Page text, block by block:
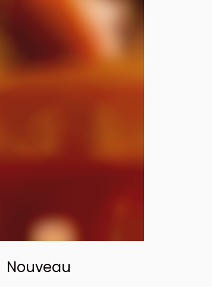
Nouveau